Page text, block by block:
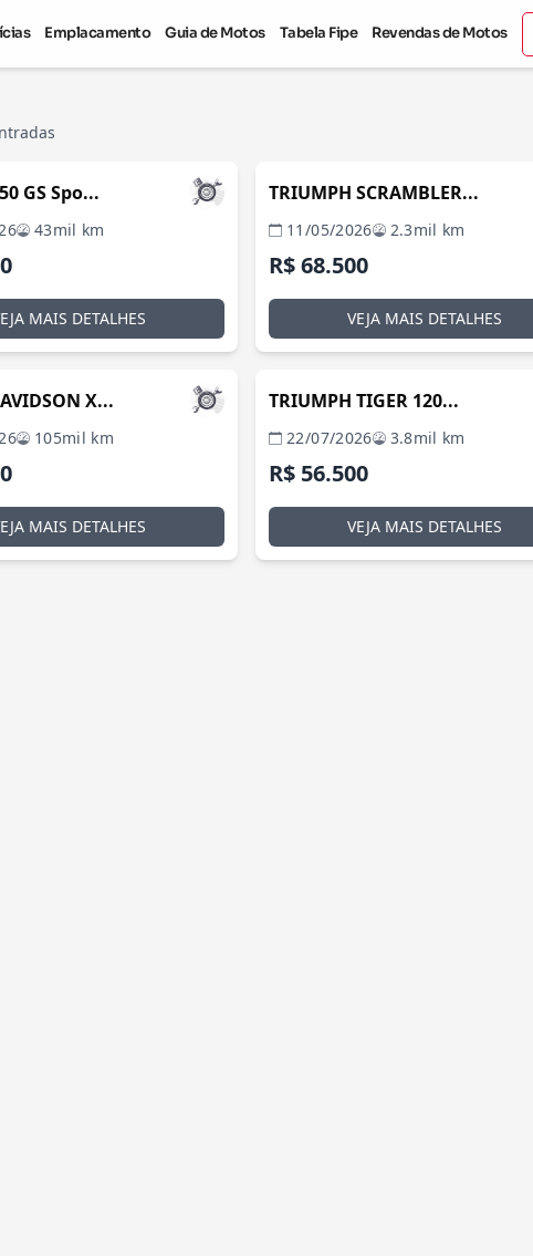
Emplacamento Guia de Motos Tabela Fipe Revendas de Motos
GS Spo...
43mil km
MAIS DETALHES
TRIUMPH SCRAMBLER...
11/05/2026 2.3mil km
R$ 68.500
VEJA MAIS DETALHES
X...
105mil km
MAIS DETALHES
TRIUMPH TIGER 120...
22/07/2026 3.8mil km
R$ 56.500
VEJA MAIS DETALHES